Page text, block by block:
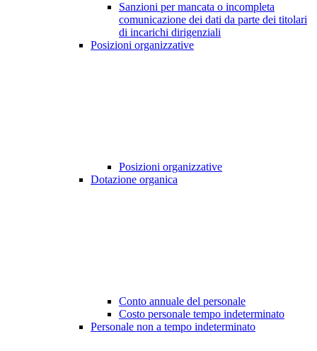
Sanzioni per mancata o incompleta
comunicazione dei dati da parte dei titolari
di incarichi dirigenziali
Posizioni organizzative
Posizioni organizzative
Dotazione organica
Conto annuale del personale
Costo personale tempo indeterminato
Personale non a tempo indeterminato